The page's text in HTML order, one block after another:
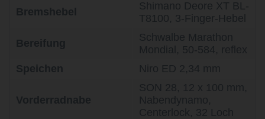
Bremshebel
Shimano Deore XT BL-
T8100, 3-Finger-Hebel
Speichen
Niro ED 2,34 mm